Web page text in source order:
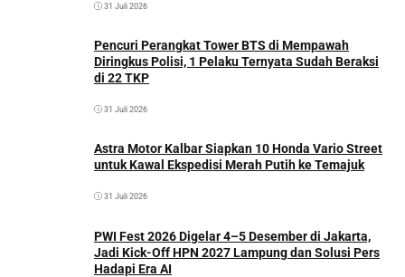
31 Juli 2026
Pencuri Perangkat Tower BTS di Mempawah
Diringkus Polisi, 1 Pelaku Ternyata Sudah Beraksi
di 22 TKP
31 Juli 2026
Astra Motor Kalbar Siapkan 10 Honda Vario Street
untuk Kawal Ekspedisi Merah Putih ke Temajuk
31 Juli 2026
PWI Fest 2026 Digelar 4–5 Desember di Jakarta,
Jadi Kick-Off HPN 2027 Lampung dan Solusi Pers
Hadapi Era AI